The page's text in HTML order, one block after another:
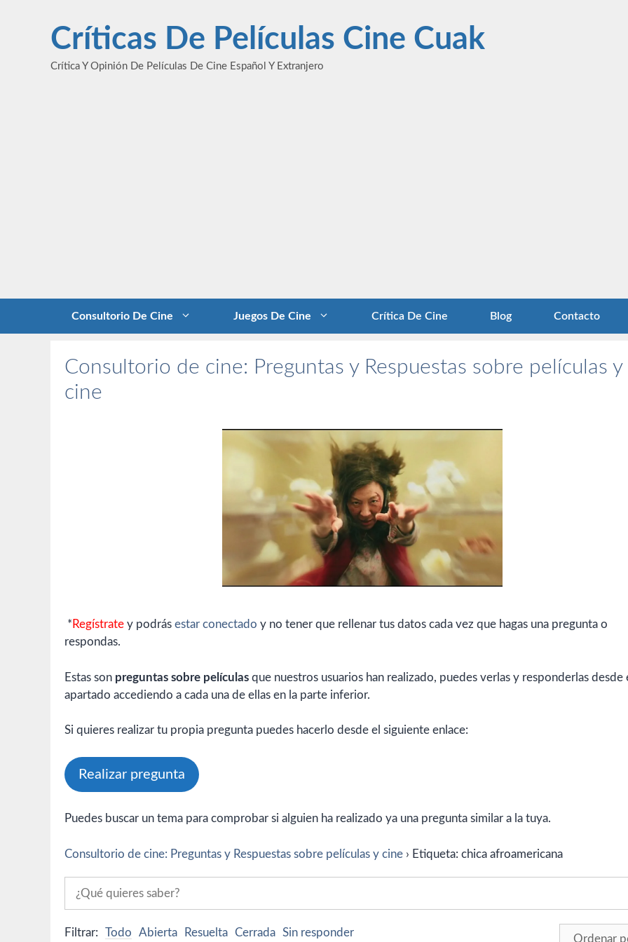
contenidoCríticas De Películas Cine Cuak
Crítica Y Opinión De Películas De Cine Español Y Extranjero
Consultorio De Cine Juegos De Cine Crítica De Cine Blog Contacto
Consultorio de cine: Preguntas y Respuestas sobre películas y
cine
* Regístrate y podrás estar conectado y no tener que rellenar tus datos cada vez que hagas una pregunta o
respondas.
Estas son preguntas sobre películas que nuestros usuarios han realizado, puedes verlas y responderlas desde
apartado accediendo a cada una de ellas en la parte inferior.
Si quieres realizar tu propia pregunta puedes hacerlo desde el siguiente enlace:
Realizar pregunta
Puedes buscar un tema para comprobar si alguien ha realizado ya una pregunta similar a la tuya.
Consultorio de cine: Preguntas y Respuestas sobre películas y cine › Etiqueta: chica afroamericana
Filtrar: Todo Abierta Resuelta Cerrada Sin responder